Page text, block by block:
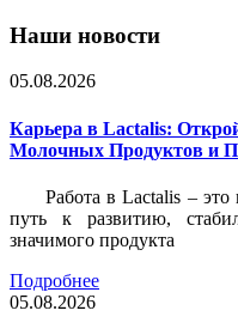
Наши новости
05.08.2026
Карьера в Lactalis:
Молочных Продуктов и
Работа в Lactalis – это
путь к развитию,
значимого продукта
Подробнее
05.08.2026